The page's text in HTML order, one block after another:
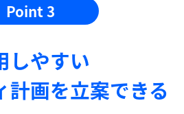
Point 3
しやすい
計画を⽴案できる